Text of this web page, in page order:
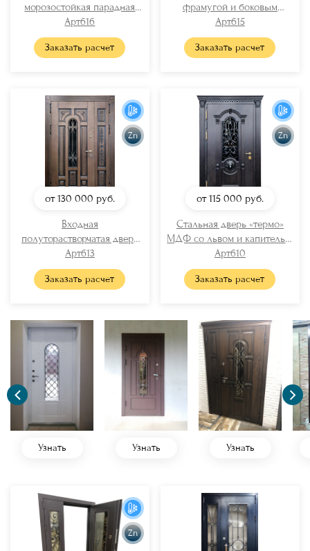
морозостойкая парадная
дверь МДФ с остеклением
и решетками
Арт616
Заказать расчет
фрамугой и боковым
расширением (ковка +
стекло + карниз)
Арт615
Заказать расчет
Zn
от 130 000 руб.
Входная
полуторастворчатая дверь
«термо» МДФ шпон с
остеклением и решеткой
Арт613
Заказать расчет
Zn
от 115 000 руб.
Стальная дверь «термо»
МДФ со львом и капителью
(ковка + стекло)
Арт610
Заказать расчет
Узнать Узнать Узнать
Zn